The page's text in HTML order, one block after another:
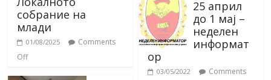
собрание на
млади
01/08/2025
Comments
Off
25 април
до 1 мај –
неделен
информат
ор
03/05/2022
Comments